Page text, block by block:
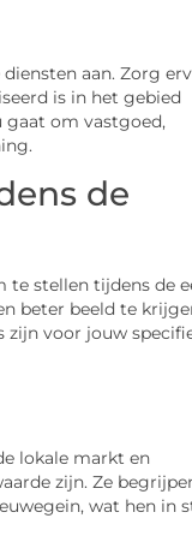
aan. Zorg
is in het gebied
gaat om vastgoed,
de
te stellen tijdens de
beter beeld te
zijn voor jouw
lokale markt en
zijn. Ze
wat hen in